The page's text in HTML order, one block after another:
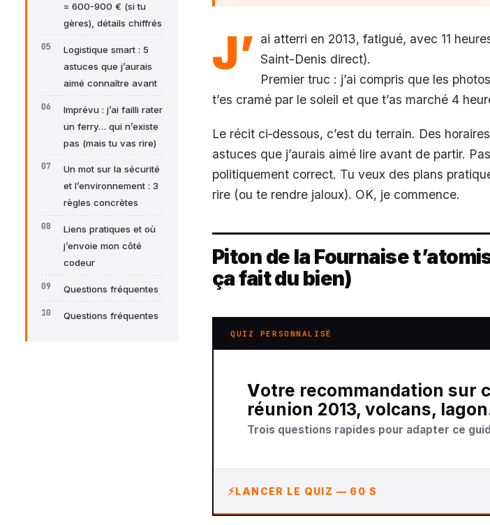
= 600-900 € (si tu
gères), détails chiffrés
Logistique smart : 5
astuces que j’aurais
aimé connaître avant
Imprévu : j’ai failli rater
un ferry… qui n’existe
pas (mais tu vas rire)
Un mot sur la sécurité
et l’environnement : 3
règles concrètes
Liens pratiques et où
j’envoie mon côté
codeur
Questions fréquentes
Questions fréquentes
J’ ai atterri en 2013, fatigué, avec 11
Saint-Denis direct).
Premier truc : j’ai compris que les
t’es cramé par le soleil et que t’as marché 4
Le récit ci‑dessous, c’est du terrain. Des
astuces que j’aurais aimé lire avant de partir.
politiquement correct. Tu veux des plans
rire (ou te rendre jaloux). OK, je commence.
Piton de la Fournaise
ça fait du bien)
QUIZ PERSONNALISÉ
Votre recommandation sur carnet de voyage la
réunion 2013, volcans,
Trois questions rapides pour adapter ce
LANCER LE QUIZ — 60 S